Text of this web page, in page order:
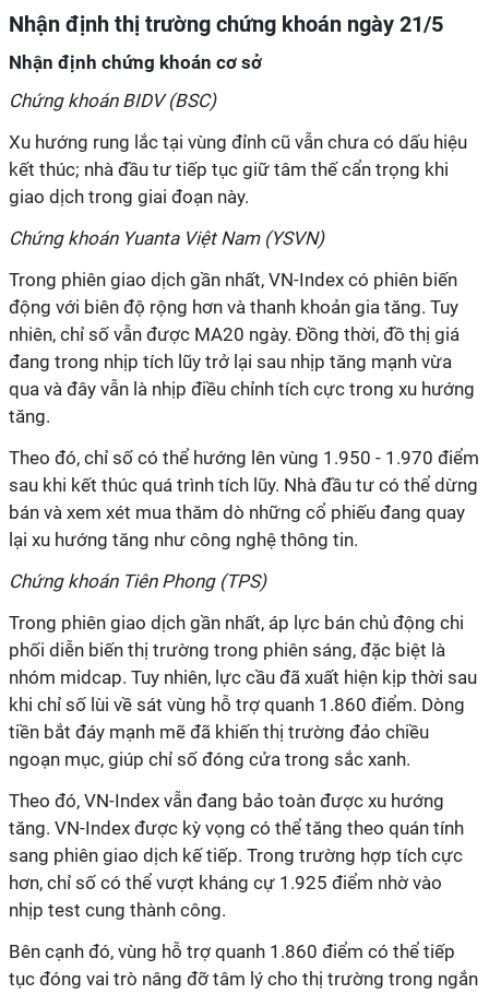
Nhận định thị trường chứng khoán ngày 21/5
Nhận định chứng khoán cơ sở
Chứng khoán BIDV (BSC)
Xu hướng rung lắc tại vùng đỉnh cũ vẫn chưa có dấu hiệu
kết thúc; nhà đầu tư tiếp tục giữ tâm thế cẩn trọng khi
giao dịch trong giai đoạn này.
Chứng khoán Yuanta Việt Nam (YSVN)
Trong phiên giao dịch gần nhất, VN-Index có phiên biến
động với biên độ rộng hơn và thanh khoản gia tăng. Tuy
nhiên, chỉ số vẫn được MA20 ngày. Đồng thời, đồ thị giá
đang trong nhịp tích lũy trở lại sau nhịp tăng mạnh vừa
qua và đây vẫn là nhịp điều chỉnh tích cực trong xu hướng
tăng.
Theo đó, chỉ số có thể hướng lên vùng 1.950 - 1.970 điểm
sau khi kết thúc quá trình tích lũy. Nhà đầu tư có thể dừng
bán và xem xét mua thăm dò những cổ phiếu đang quay
lại xu hướng tăng như công nghệ thông tin.
Chứng khoán Tiên Phong (TPS)
Trong phiên giao dịch gần nhất, áp lực bán chủ động chi
phối diễn biến thị trường trong phiên sáng, đặc biệt là
nhóm midcap. Tuy nhiên, lực cầu đã xuất hiện kịp thời sau
khi chỉ số lùi về sát vùng hỗ trợ quanh 1.860 điểm. Dòng
tiền bắt đáy mạnh mẽ đã khiến thị trường đảo chiều
ngoạn mục, giúp chỉ số đóng cửa trong sắc xanh.
Theo đó, VN-Index vẫn đang bảo toàn được xu hướng
tăng. VN-Index được kỳ vọng có thể tăng theo quán tính
sang phiên giao dịch kế tiếp. Trong trường hợp tích cực
hơn, chỉ số có thể vượt kháng cự 1.925 điểm nhờ vào
nhịp test cung thành công.
Bên cạnh đó, vùng hỗ trợ quanh 1.860 điểm có thể tiếp
tục đóng vai trò nâng đỡ tâm lý cho thị trường trong ngắn